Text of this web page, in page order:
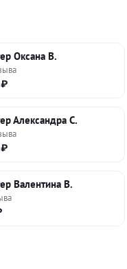
Оксана В.
₽
Александра С.
₽
Валентина В.